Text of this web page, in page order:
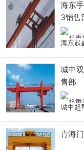
海东
3销售
海东起
城中
售部
城中起
青海